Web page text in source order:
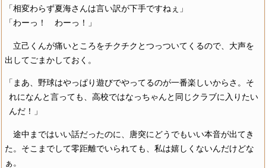
「相変わらず夏海さんは言い訳が下手ですねぇ」
「わーっ！ わーっ！」
立己くんが痛いところをチクチクとつっついてくるので、大声を
出してごまかしておく。
「まあ、野球はやっぱり遊びでやってるのが一番楽しいからさ。そ
れになんと言っても、高校ではなっちゃんと同じクラブに入りたい
んだ！」
途中まではいい話だったのに、唐突にどうでもいい本音が出てき
た。そこまでして零距離でいられても、私は嬉しくないんだけどな
ぁ。